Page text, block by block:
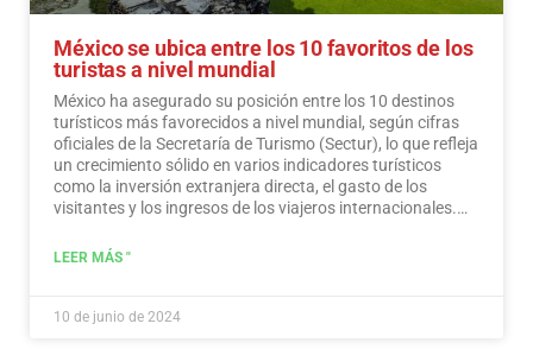
México se ubica entre los 10 favoritos de los
turistas a nivel mundial
México ha asegurado su posición entre los 10 destinos
turísticos más favorecidos a nivel mundial, según cifras
oficiales de la Secretaría de Turismo (Sectur), lo que refleja
un crecimiento sólido en varios indicadores turísticos
como la inversión extranjera directa, el gasto de los
visitantes y los ingresos de los viajeros internacionales.…
LEER MÁS "
10 de junio de 2024